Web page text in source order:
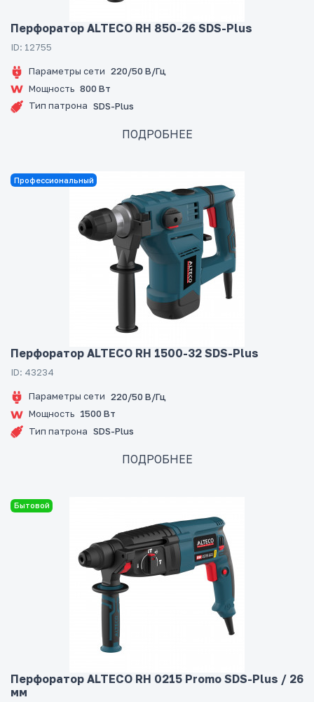
Перфоратор ALTECO RH 850-26 SDS-Plus
ID: 12755
Параметры сети 220/50 В/Гц
Мощность 800 Вт
Тип патрона SDS-Plus
ПОДРОБНЕЕ
Профессиональный
Перфоратор ALTECO RH 1500-32 SDS-Plus
ID: 43234
Параметры сети 220/50 В/Гц
Мощность 1500 Вт
Тип патрона SDS-Plus
ПОДРОБНЕЕ
Бытовой
Перфоратор ALTECO RH 0215 Promo SDS-Plus / 26
мм